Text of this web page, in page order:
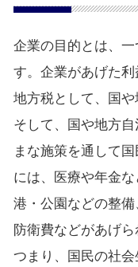
企業の目的とは、
す。企業があげた
地方税として、国や
そして、国や地方
まな施策を通して
には、医療や年金
港・公園などの整備
防衛費などがあげら
つまり、国民の社